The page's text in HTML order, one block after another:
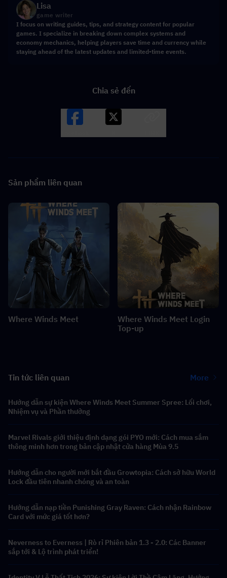
Lisa
game writer
I focus on writing guides, tips, and strategy content for popular
games. I specialize in breaking down complex systems and
economy mechanics, helping players save time and currency while
staying ahead of the latest updates and limited-time events.
Chia sẻ đến
Sản phẩm liên quan
Where Winds Meet
Where Winds Meet Login
Top-up
Tin tức liên quan More
Hướng dẫn sự kiện Where Winds Meet Summer Spree: Lối chơi,
Nhiệm vụ và Phần thưởng
Marvel Rivals giới thiệu định dạng gói PYO mới: Cách mua sắm
thông minh hơn trong bản cập nhật cửa hàng Mùa 9.5
Hướng dẫn cho người mới bắt đầu Growtopia: Cách sở hữu World
Lock đầu tiên nhanh chóng và an toàn
Hướng dẫn nạp tiền Punishing Gray Raven: Cách nhận Rainbow
Card với mức giá tốt hơn?
Neverness to Everness | Rò rỉ Phiên bản 1.3 - 2.0: Các Banner
sắp tới & Lộ trình phát triển!